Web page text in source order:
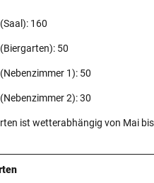
160
50
1): 50
2): 30
ist wetterabhängig von Mai